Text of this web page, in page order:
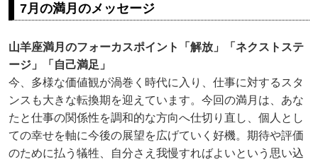
7月の満月のメッセージ
山羊座満月のフォーカスポイント「解放」「ネクストステ
ージ」「自己満足」
今、多様な価値観が渦巻く時代に入り、仕事に対するスタ
ンスも大きな転換期を迎えています。今回の満月は、あな
たと仕事の関係性を調和的な方向へ仕切り直し、個人とし
ての幸せを軸に今後の展望を広げていく好機。期待や評価
のために払う犠牲、自分さえ我慢すればよいという思い込